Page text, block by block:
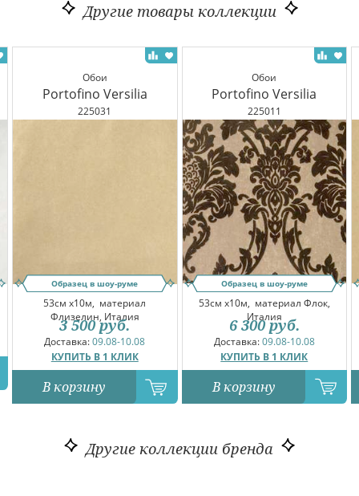
Другие товары коллекции
Обои
Portofino Versilia
225031
Образец в шоу-руме
53см x10м, материал
Флизелин, Италия
Доставка:09.08-10.08
КУПИТЬ В 1 КЛИК
3 500 руб.
В корзину
Обои
Portofino Versilia
225011
Образец в шоу-руме
53см x10м, материал Флок,
Италия
Доставка:09.08-10.08
КУПИТЬ В 1 КЛИК
6 300 руб.
В корзину
Другие коллекции бренда